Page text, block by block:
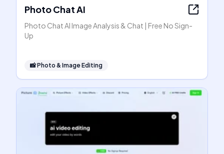
Photo Chat AI
Photo Chat AI Image Analysis & Chat | Free No Sign-
Up
📸Photo & Image Editing